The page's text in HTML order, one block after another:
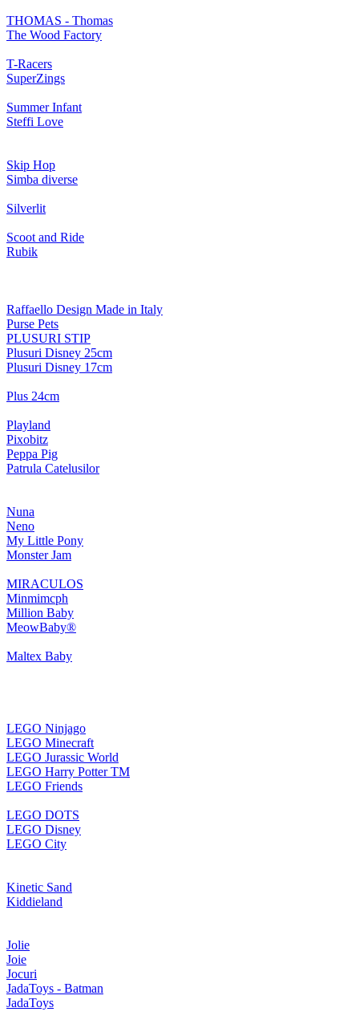
THOMAS - Thomas
The Wood Factory
T-Racers
SuperZings
Summer Infant
Steffi Love
Skip Hop
Simba diverse
Silverlit
Scoot and Ride
Rubik
Raffaello Design Made in Italy
Purse Pets
PLUSURI STIP
Plusuri Disney 25cm
Plusuri Disney 17cm
Plus 24cm
Playland
Pixobitz
Peppa Pig
Patrula Catelusilor
Nuna
Neno
My Little Pony
Monster Jam
MIRACULOS
Minmimcph
Million Baby
MeowBaby®
Maltex Baby
LEGO Ninjago
LEGO Minecraft
LEGO Jurassic World
LEGO Harry Potter TM
LEGO Friends
LEGO DOTS
LEGO Disney
LEGO City
Kinetic Sand
Kiddieland
Jolie
Joie
Jocuri
JadaToys - Batman
JadaToys